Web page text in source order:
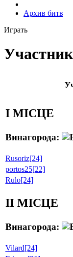
Архив битв
Играть
I МІСЦЕ
Винагорода:
Rusoriz[24]
portos25[22]
Rulo[24]
II МІСЦЕ
Винагорода:
Vilard[24]